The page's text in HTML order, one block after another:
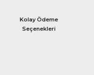
Kolay Ödeme
Seçenekleri